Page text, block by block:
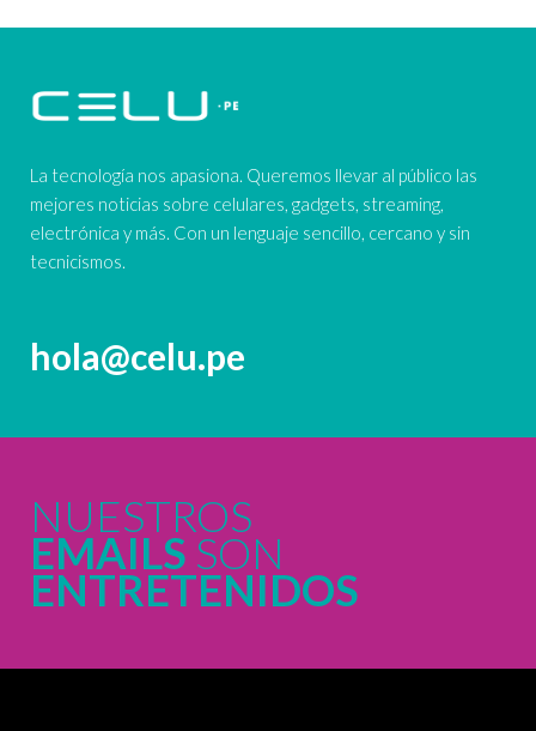
La tecnología nos apasiona. Queremos llevar al público las
mejores noticias sobre celulares, gadgets, streaming,
electrónica y más. Con un lenguaje sencillo, cercano y sin
tecnicismos.
hola@celu.pe
NUESTROS
EMAILS SON
ENTRETENIDOS